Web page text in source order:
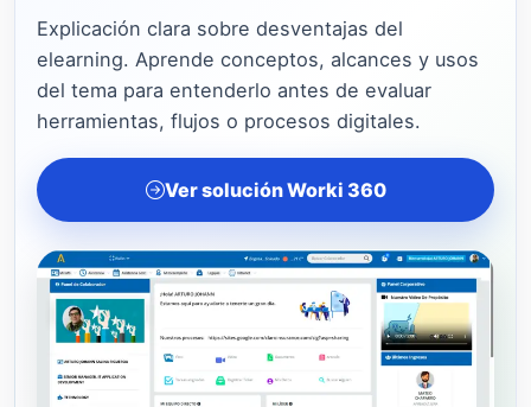
Explicación clara sobre desventajas del
elearning. Aprende conceptos, alcances y usos
del tema para entenderlo antes de evaluar
herramientas, flujos o procesos digitales.
Ver solución Worki 360